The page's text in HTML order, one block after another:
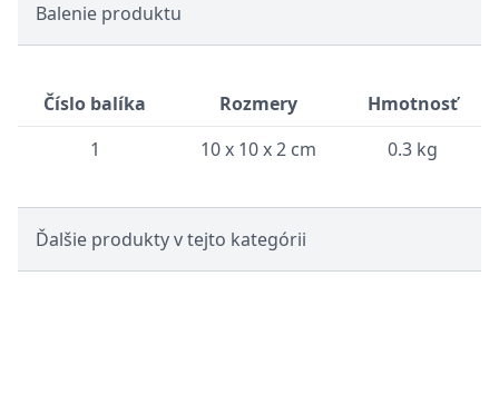
Balenie produktu
Číslo balíka Rozmery
Hmotnosť
1
10 x 10 x 2 cm 0.3 kg
Ďalšie produkty v tejto kategórii